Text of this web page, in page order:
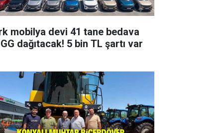
mobilya devi 41 tane bedava
dağıtacak! 5 bin TL şartı var